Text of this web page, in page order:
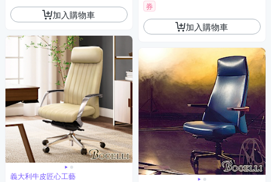
加入購物車
義大利牛皮匠心工藝
券
加入購物車